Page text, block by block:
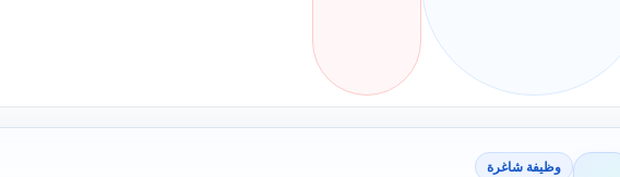
وظيفة شاغرة